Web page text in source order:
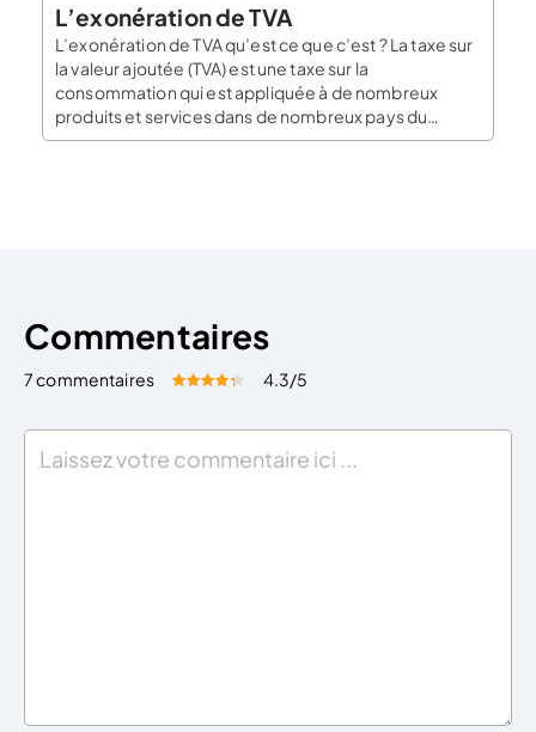
L’exonération de TVA
L’exonération de TVA qu’est ce que c’est ? La taxe sur
la valeur ajoutée (TVA) est une taxe sur la
consommation qui est appliquée à de nombreux
produits et services dans de nombreux pays du
monde. La TVA est généralement calculée sur le prix
Commentaires
7 commentaires Évaluez cet article:
4.3/5